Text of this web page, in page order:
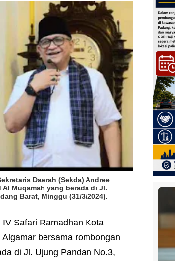
Daerah (Sekda) Andree
Muqamah yang berada di Jl.
Barat, Minggu (31/3/2024).
IV Safari Ramadhan Kota
bersama rombongan
di Jl. Ujung Pandan No.3,